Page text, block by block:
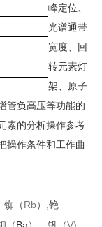
峰定位、
光谱通带
宽度、回
转元素灯
架、原子
管负高压等功能的
素的分析操作参考
操作条件和工作曲
铷（ Rb）
铯
Ba V)